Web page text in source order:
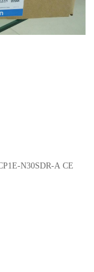
N30SDR-A CE